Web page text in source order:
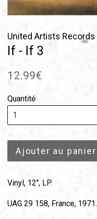
United Artists Records
If - If 3
Prix
12.99€
Quantité
Ajouter au panier
Vinyl, 12", LP.
UAG 29 158, France, 1971.